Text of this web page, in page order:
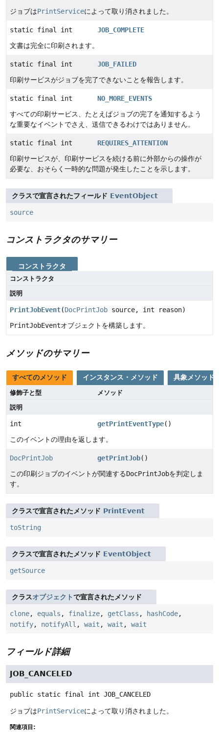
ジョブはPrintServiceによって取り消されました。
static final int
JOB_COMPLETE
文書は完全に印刷されます。
static final int
JOB_FAILED
印刷サービスがジョブを完了できないことを報告します。
static final int
NO_MORE_EVENTS
すべての印刷サービス、たとえばジョブの完了を通知するよう
な重要なイベントでさえ、送信できるわけではありません。
static final int
REQUIRES_ATTENTION
印刷サービスが、印刷サービスを続ける前に外部からの操作が
必要な、おそらく一時的な問題が発生したことを示します。
クラスで宣言されたフィールド EventObject
source
コンストラクタのサマリー
コンストラクタ
コンストラクタ
説明
PrintJobEvent(DocPrintJob source, int reason)
PrintJobEventオブジェクトを構築します。
メソッドのサマリー
すべてのメソッド インスタンス・メソッド 具象メソッド
修飾子と型
メソッド
説明
int getPrintEventType()
このイベントの理由を返します。
DocPrintJob getPrintJob()
この印刷ジョブのイベントが関連するDocPrintJobを判定しま
す。
クラスで宣言されたメソッド PrintEvent
toString
クラスで宣言されたメソッド EventObject
getSource
クラスオブジェクトで宣言されたメソッド
clone, equals , finalize, getClass , hashCode,
notify, notifyAll , wait , wait , wait
フィールド詳細
JOB_CANCELED
public static final int JOB_CANCELED
ジョブはPrintServiceによって取り消されました。
関連項目: